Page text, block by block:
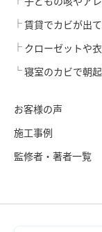
賃貸でカビが出
クローゼットや
寝室のカビで朝
お客様の声
施工事例
監修者・著者一覧